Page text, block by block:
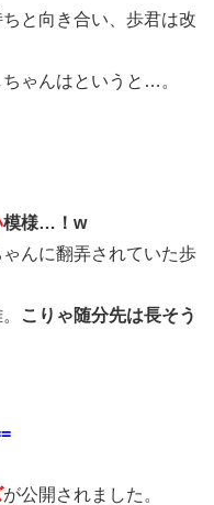
と向き合い、歩君は改
ゃんはというと…。
模様…！w
んに翻弄されていた歩
こりゃ随分先は長そう
が公開されました。